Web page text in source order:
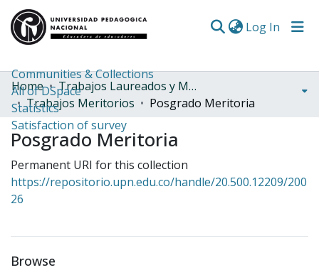
Log In
Communities & Collections
All of DSpace
Statistics
Satisfaction of survey
Home
Trabajos Laureados y Meritorios
Trabajos Meritorios
Posgrado Meritoria
Posgrado Meritoria
Permanent URI for this collection
https://repositorio.upn.edu.co/handle/20.500.12209/200
26
Browse